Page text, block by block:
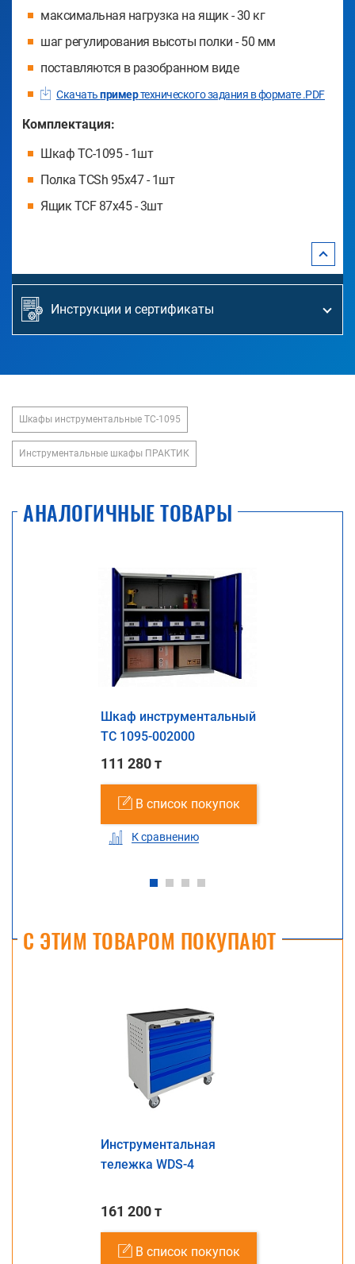
максимальная нагрузка на ящик - 30 кг
шаг регулирования высоты полки - 50 мм
поставляются в разобранном виде
Скачатьпримертехнического задания в формате .PDF
Комплектация:
Шкаф TC-1095 - 1шт
Полка TCSh 95х47 - 1шт
Ящик TCF 87x45 - 3шт
Инструкции и сертификаты
Шкафы инструментальные TC-1095
Инструментальные шкафы ПРАКТИК
АНАЛОГИЧНЫЕ ТОВАРЫ
Шкаф инструментальный
ТС 1095-002000
111 280 т
В список покупок
К сравнению
С ЭТИМ ТОВАРОМ ПОКУПАЮТ
Инструментальная
тележка WDS-4
161 200 т
В список покупок